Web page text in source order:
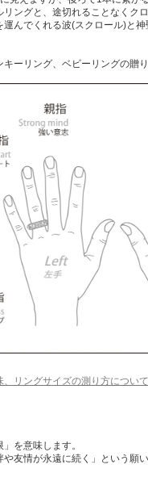
ングと、途切れることなくク
運んでくれる波(スクロール)と
ーリング、ベビーリングの贈
、リングサイズの測り方について
を意味します。
や友情が永遠に続く」という